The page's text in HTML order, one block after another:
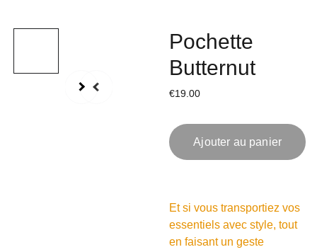
Pochette
Butternut
€19.00
Ajouter au panier
Et si vous transportiez vos
essentiels avec style, tout
en faisant un geste